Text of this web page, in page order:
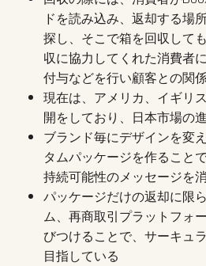
ドを読み込み、返却する場
探し、そこで箱を回収して
収に協力してくれた消費者
付与などを行い顧客との関
現在は、アメリカ、イギリ
開をしており、日本市場の
ブランド毎にデザインを変
タムパッケージを作ること
持続可能性のメッセージを
パッケージだけの返却に限
ム、再商取引プラットフォ
びつけることで、サーキュ
目指している